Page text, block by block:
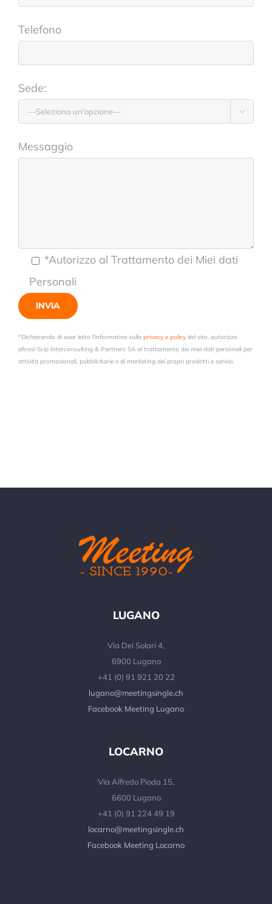
Telefono
Sede:

Messaggio
*Autorizzo al Trattamento dei Miei dati
Personali
*Dichiarando di aver letto l’informativa sulla privacy e policy del sito, autorizzo
altresì Scip Interconsulting & Partners SA al trattamento dei miei dati personali per
attività promozionali, pubblicitarie e di marketing dei propri prodotti e servizi.
LUGANO
Via Dei Solari 4,
6900 Lugano
+41 (0) 91 921 20 22
lugano@meetingsingle.ch
Facebook Meeting Lugano
LOCARNO
Via Alfredo Pioda 15,
6600 Lugano
+41 (0) 91 224 49 19
locarno@meetingsingle.ch
Facebook Meeting Locarno